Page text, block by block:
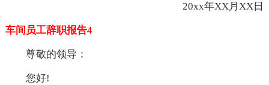
20xx年XX月XX日
车间员工辞职报告4
尊敬的领导：
您好!